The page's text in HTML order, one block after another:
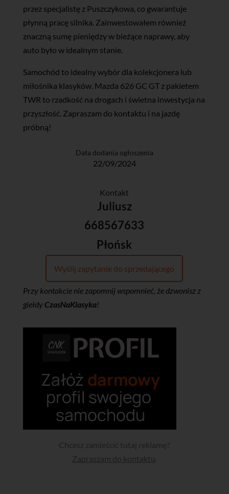
przez specjalistę z Puszczykowa, co gwarantuje
płynną pracę silnika. Zainwestowałem również
znaczną sumę pieniędzy w bieżące naprawy, aby
auto było w idealnym stanie.
Samochód to idealny wybór dla kolekcjonera lub
miłośnika klasyków. Mazda 626 GC GT z pakietem
TWR to rzadkość na drogach i świetna inwestycja na
przyszłość. Zapraszam do kontaktu i na jazdę
próbną!
Data dodania ogłoszenia
22/09/2024
Kontakt
Juliusz
668567633
Płońsk
Wyślij zapytanie do sprzedającego
Przy kontakcie nie zapomnij wspomnieć, że dzwonisz z
giełdy CzasNaKlasyka!
Chcesz zamieścić tutaj reklamę?
Zapraszam do kontaktu